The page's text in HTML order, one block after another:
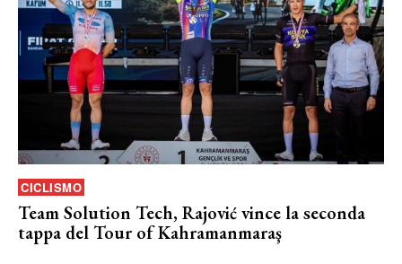
CICLISMO
Team Solution Tech, Rajović vince la seconda
tappa del Tour of Kahramanmaraş